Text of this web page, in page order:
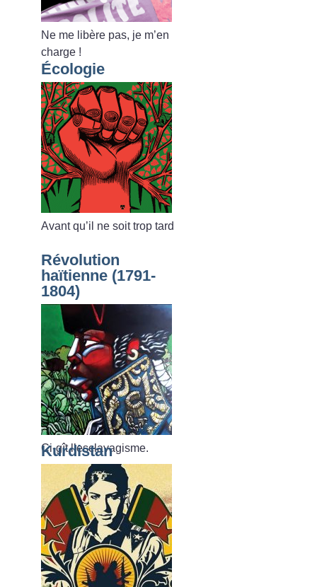
Ne me libère pas, je m’en
charge !
Écologie
Avant qu’il ne soit trop tard
Révolution
haïtienne (1791-
1804)
Ci-gît l’esclavagisme.
Kurdistan